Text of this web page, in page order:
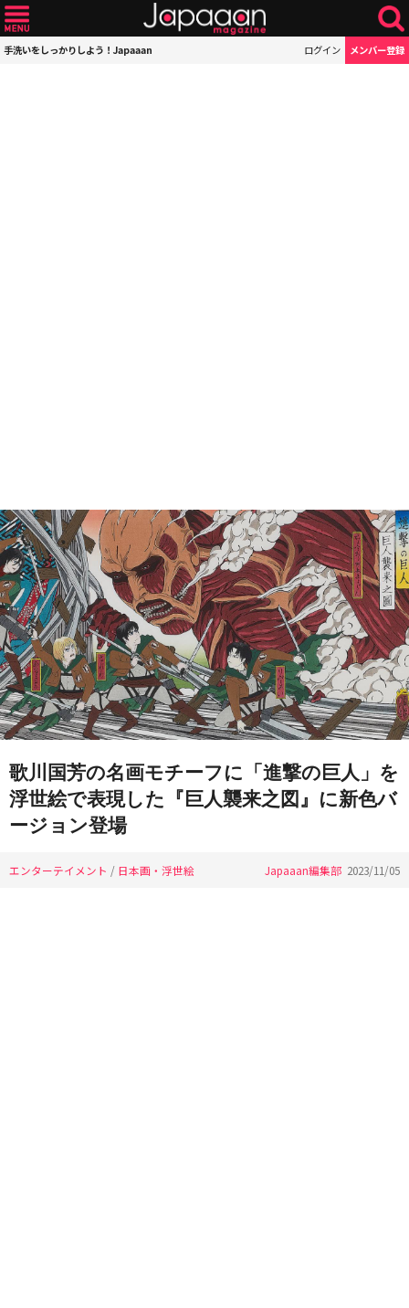
手洗いをしっかりしよう！Japaaan ログイン メンバー登録
歌川国芳の名画モチーフに「進撃の巨人」を
浮世絵で表現した『巨人襲来之図』に新色バ
ージョン登場
エンターテイメント / 日本画・浮世絵 Japaaan編集部 2023/11/05